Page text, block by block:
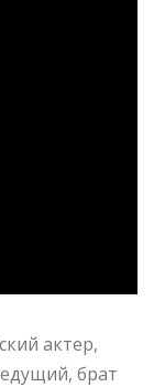
актер,
брат